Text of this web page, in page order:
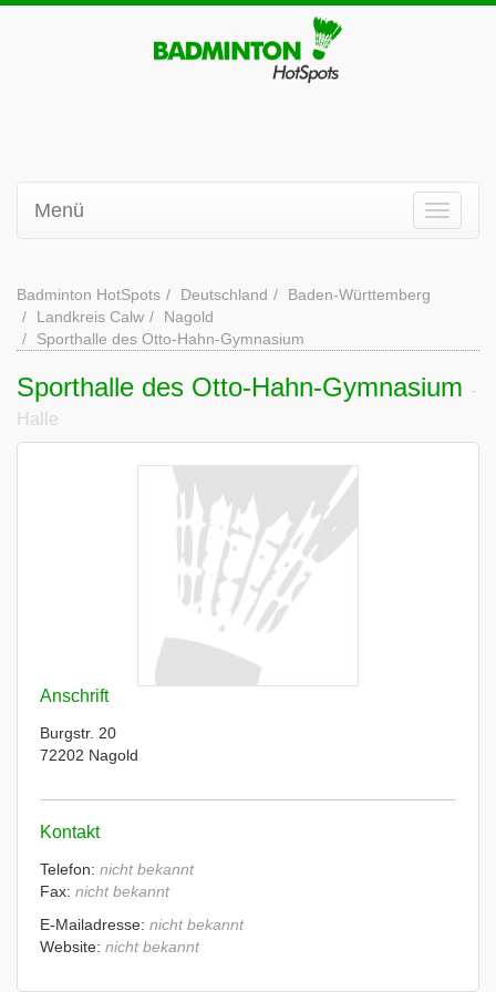
Menü
Badminton HotSpots Deutschland
Baden-Württemberg
Landkreis Calw
Nagold
Sporthalle des Otto-Hahn-Gymnasium
Sporthalle des Otto-Hahn-Gymnasium -
Halle
Anschrift
Burgstr. 20
72202 Nagold
Kontakt
Telefon: nicht bekannt
Fax: nicht bekannt
E-Mailadresse: nicht bekannt
Website: nicht bekannt